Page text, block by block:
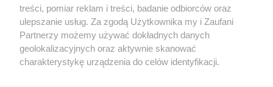
treści, pomiar reklam i treści, badanie odbiorców oraz
ulepszanie usług. Za zgodą Użytkownika my i Zaufani
Partnerzy możemy używać dokładnych danych
geolokalizacyjnych oraz aktywnie skanować
charakterystykę urządzenia do celów identyfikacji.